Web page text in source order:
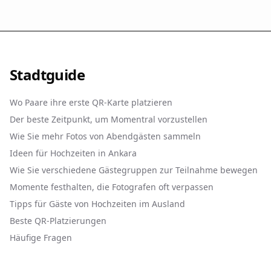
Stadtguide
Wo Paare ihre erste QR-Karte platzieren
Der beste Zeitpunkt, um Momentral vorzustellen
Wie Sie mehr Fotos von Abendgästen sammeln
Ideen für Hochzeiten in Ankara
Wie Sie verschiedene Gästegruppen zur Teilnahme bewegen
Momente festhalten, die Fotografen oft verpassen
Tipps für Gäste von Hochzeiten im Ausland
Beste QR-Platzierungen
Häufige Fragen